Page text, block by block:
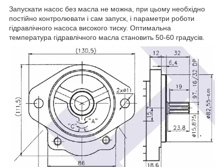
Запускати насос без масла не можна, при цьому необхідно
постійно контролювати і сам запуск, і параметри роботи
гідравлічного насоса високого тиску. Оптимальна
температура гідравлічного масла становить 50-60 градусів.